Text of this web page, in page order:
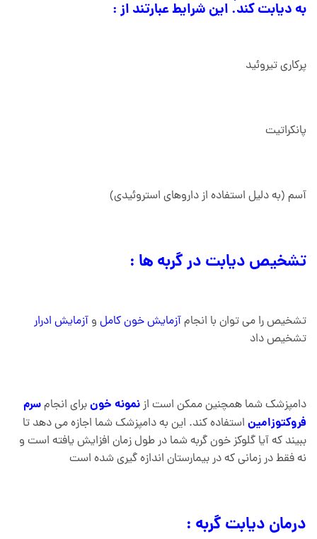
به دیابت کند. این شرایط عبارتند از :
پرکاری تیروئید
پانکراتیت
آسم (به دلیل استفاده از داروهای استروئیدی)
تشخیص دیابت در گربه ها :
تشخیص را می توان با انجامآزمایش خون کامل و آزمایش ادرار
تشخیص داد
دامپزشک شما همچنین ممکن است ازنمونه خونبرای انجامسرم
فروکتوزامین استفاده کند. این به دامپزشک شما اجازه می دهد تا
ببیند که آیا گلوکز خون گربه شما در طول زمان افزایش یافته است و
نه فقط در زمانی که در بیمارستان اندازه گیری شده است
درمان دیابت گربه :